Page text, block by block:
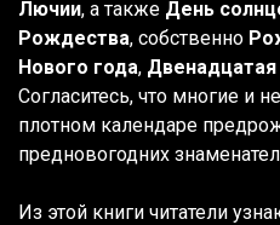
Лючии, а также День
Рождества, собственно
Нового года, Двенадцатая
Согласитесь, что многие и
плотном календаре
предновогодних
Из этой книги читатели